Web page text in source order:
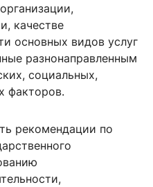
качестве
основных видов услуг
разнонаправленным
социальных,
факторов.
рекомендации по